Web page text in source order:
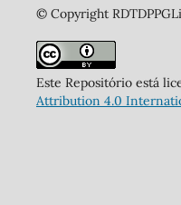
© Copyright
Este Repositório está
Attribution 4.0